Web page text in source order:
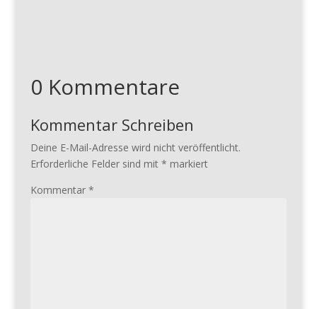
0 Kommentare
Kommentar Schreiben
Deine E-Mail-Adresse wird nicht veröffentlicht.
Erforderliche Felder sind mit * markiert
Kommentar *